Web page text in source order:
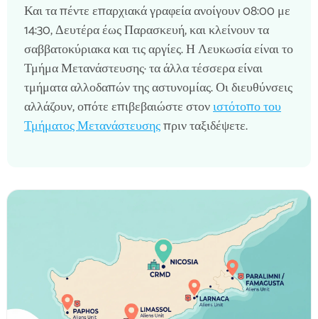
Και τα πέντε επαρχιακά γραφεία ανοίγουν 08:00 με
14:30, Δευτέρα έως Παρασκευή, και κλείνουν τα
σαββατοκύριακα και τις αργίες. Η Λευκωσία είναι το
Τμήμα Μετανάστευσης· τα άλλα τέσσερα είναι
τμήματα αλλοδαπών της αστυνομίας. Οι διευθύνσεις
αλλάζουν, οπότε επιβεβαιώστε στονιστότοπο του
Τμήματος Μετανάστευσηςπριν ταξιδέψετε.